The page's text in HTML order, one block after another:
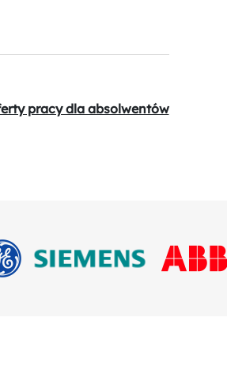
pracy dla absolwentów